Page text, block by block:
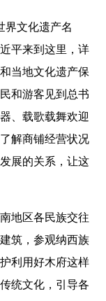
文化遗产名
平来到这里，详
当地文化遗产保
和游客见到总书
、载歌载舞欢迎
解商铺经营状况
展的关系，让这
地区各民族交往
筑，参观纳西族
利用好木府这样
统文化，引导各